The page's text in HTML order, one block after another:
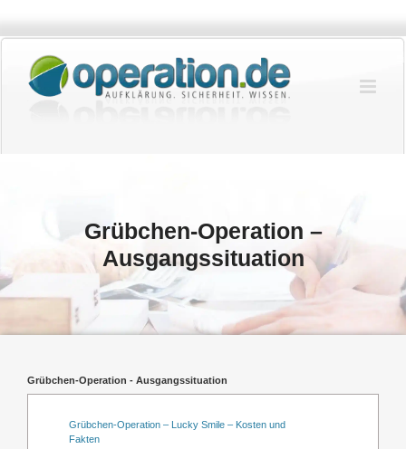
springen
Grübchen-Operation –
Ausgangssituation
Grübchen-Operation - Ausgangssituation
Grübchen-Operation – Lucky Smile – Kosten und
Fakten